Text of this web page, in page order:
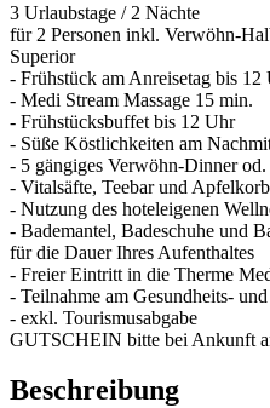
3 Urlaubstage / 2 Nächte
für 2 Personen inkl. Verwöhn-
Superior
- Frühstück am Anreisetag bis 12
- Medi Stream Massage 15 min.
- Frühstücksbuffet bis 12 Uhr
- Süße Köstlichkeiten am
- 5 gängiges Verwöhn-Dinner
- Vitalsäfte, Teebar und
- Nutzung des hoteleigenen
- Bademantel, Badeschuhe und
für die Dauer Ihres Aufenthaltes
- Freier Eintritt in die Therme
- Teilnahme am Gesundheits-
- exkl. Tourismusabgabe
GUTSCHEIN bitte bei Ankunft
Beschreibung